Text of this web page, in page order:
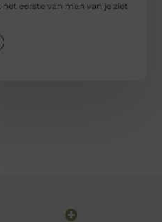
eerste van men van je ziet